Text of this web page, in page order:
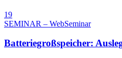
19
SEMINAR – WebSeminar
Batteriegroßspeicher: